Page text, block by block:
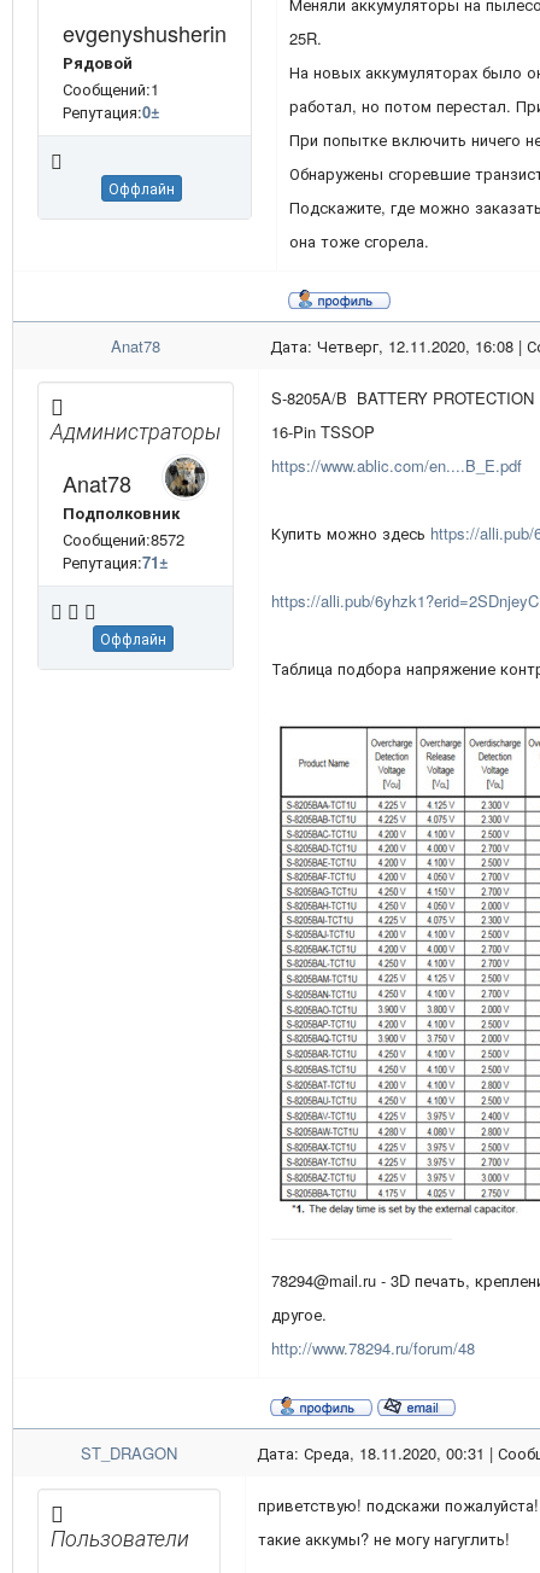
evgenyshusherin
Рядовой
Сообщений:1
Репутация:0±
Оффлайн
25R.
На новых аккумуляторах было
работал, но потом перестал.
При попытке включить ничего
Обнаружены сгоревшие
Подскажите, где можно
она тоже сгорела.
Anat78 Дата: Четверг, 12.11.2020, 16:08 |
Администраторы
Anat78
Подполковник
Сообщений:8572
Репутация:71±
Оффлайн
S-8205A/B BATTERY
16-Pin TSSOP
https://www.ablic.com/en....B_E.pdf
Купить можно здесь https://alli.pub/
https://alli.pub/
Таблица подбора напряжение
78294@mail.ru - 3D печать,
другое.
http://www.78294.ru/forum/48
ST_DRAGON Дата: Среда, 18.11.2020, 00:31 |
Пользователи
приветствую! подскажи
такие аккумы? не могу нагуглить!